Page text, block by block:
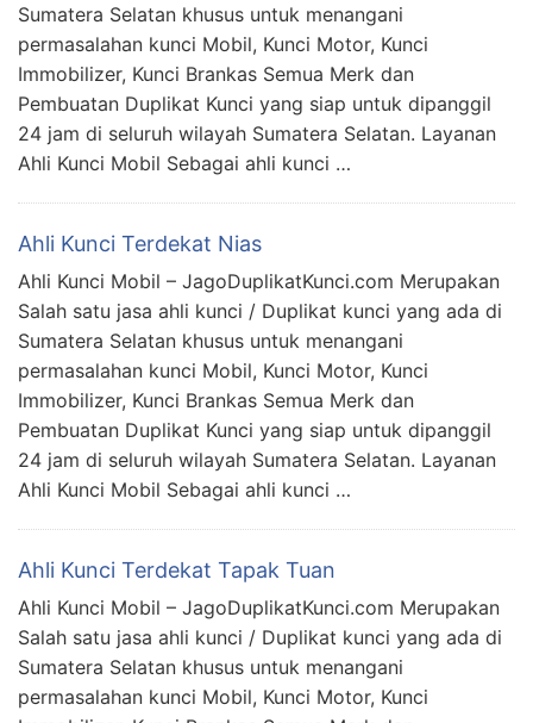
Sumatera Selatan khusus untuk menangani
permasalahan kunci Mobil, Kunci Motor, Kunci
Immobilizer, Kunci Brankas Semua Merk dan
Pembuatan Duplikat Kunci yang siap untuk dipanggil
24 jam di seluruh wilayah Sumatera Selatan. Layanan
Ahli Kunci Mobil Sebagai ahli kunci …
Ahli Kunci Terdekat Nias
Ahli Kunci Mobil – JagoDuplikatKunci.com Merupakan
Salah satu jasa ahli kunci / Duplikat kunci yang ada di
Sumatera Selatan khusus untuk menangani
permasalahan kunci Mobil, Kunci Motor, Kunci
Immobilizer, Kunci Brankas Semua Merk dan
Pembuatan Duplikat Kunci yang siap untuk dipanggil
24 jam di seluruh wilayah Sumatera Selatan. Layanan
Ahli Kunci Mobil Sebagai ahli kunci …
Ahli Kunci Terdekat Tapak Tuan
Ahli Kunci Mobil – JagoDuplikatKunci.com Merupakan
Salah satu jasa ahli kunci / Duplikat kunci yang ada di
Sumatera Selatan khusus untuk menangani
permasalahan kunci Mobil, Kunci Motor, Kunci